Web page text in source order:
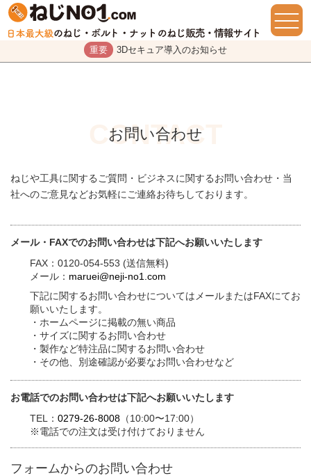
重要 3Dセキュア導入のお知らせ
お問い合わせ
ねじや工具に関するご質問・ビジネスに関するお問い合わせ・当
社へのご意見などお気軽にご連絡お待ちしております。
メール・FAXでのお問い合わせは下記へお願いいたします
FAX：0120-054-553 (送信無料)
メール： maruei@neji-no1.com
下記に関するお問い合わせについてはメールまたはFAXにてお
願いいたします。
・ホームページに掲載の無い商品
・サイズに関するお問い合わせ
・製作など特注品に関するお問い合わせ
・その他、別途確認が必要なお問い合わせなど
お電話でのお問い合わせは下記へお願いいたします
TEL： 0279-26-8008 （10:00〜17:00）
※電話での注文は受け付けておりません
フォームからのお問い合わせ